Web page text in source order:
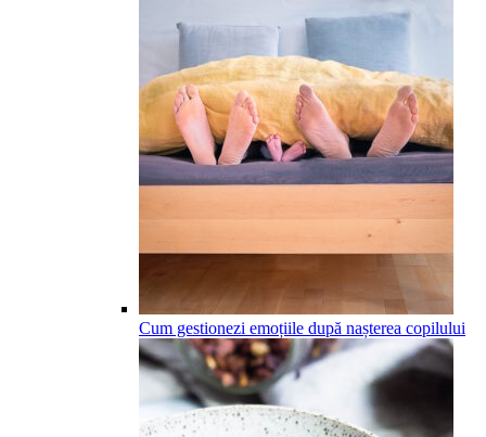
Cum gestionezi emoțiile după nașterea copilului